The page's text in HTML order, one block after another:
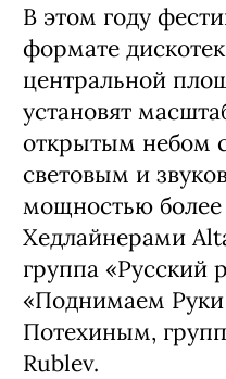
В этом году
формате
центральной
установят
открытым небом
световым и
мощностью более
Хедлайнерами
группа «Русский
«Поднимаем Руки
Потехиным,
Rublev.